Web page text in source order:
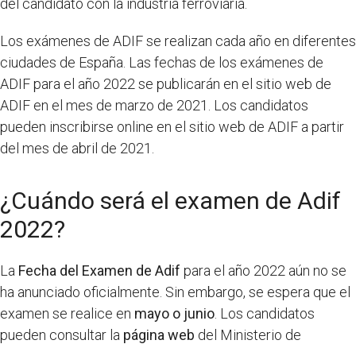
del candidato con la industria ferroviaria.
Los exámenes de ADIF se realizan cada año en diferentes
ciudades de España. Las fechas de los exámenes de
ADIF para el año 2022 se publicarán en el sitio web de
ADIF en el mes de marzo de 2021. Los candidatos
pueden inscribirse online en el sitio web de ADIF a partir
del mes de abril de 2021.
¿Cuándo será el examen de Adif
2022?
La Fecha del Examen de Adif para el año 2022 aún no se
ha anunciado oficialmente. Sin embargo, se espera que el
examen se realice en mayo o junio . Los candidatos
pueden consultar la página web del Ministerio de